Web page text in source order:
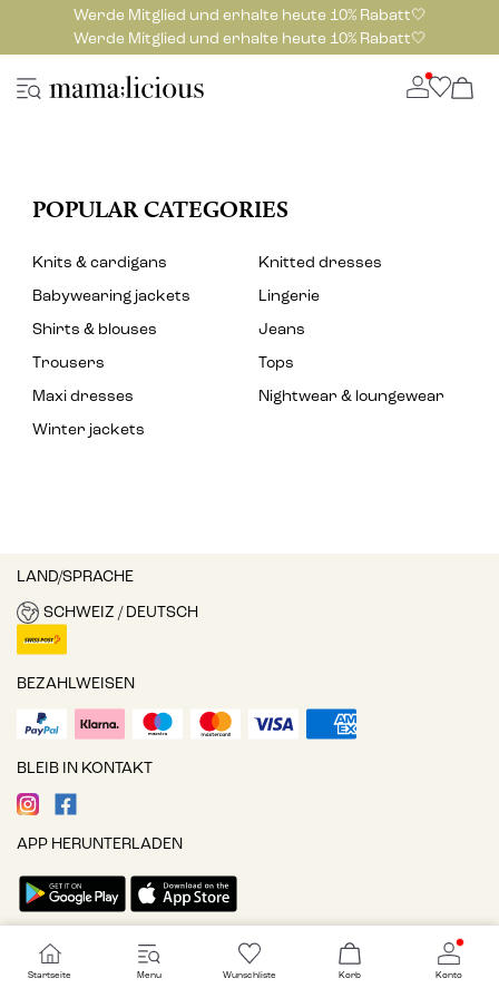
Werde Mitglied und erhalte heute 10% Rabatt🤍
Werde Mitglied und erhalte heute 10% Rabatt🤍
POPULAR CATEGORIES
Knits & cardigans
Knitted dresses
Babywearing jackets
Lingerie
Shirts & blouses
Jeans
Trousers
Tops
Maxi dresses
Nightwear & loungewear
Winter jackets
LAND/SPRACHE
SCHWEIZ / DEUTSCH
BEZAHLWEISEN
BLEIB IN KONTAKT
APP HERUNTERLADEN
Cookie-Einstellungen
Startseite Menu Wunschliste Korb Konto